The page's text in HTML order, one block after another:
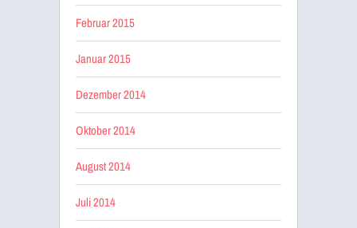
Februar 2015
Januar 2015
Dezember 2014
Oktober 2014
August 2014
Juli 2014